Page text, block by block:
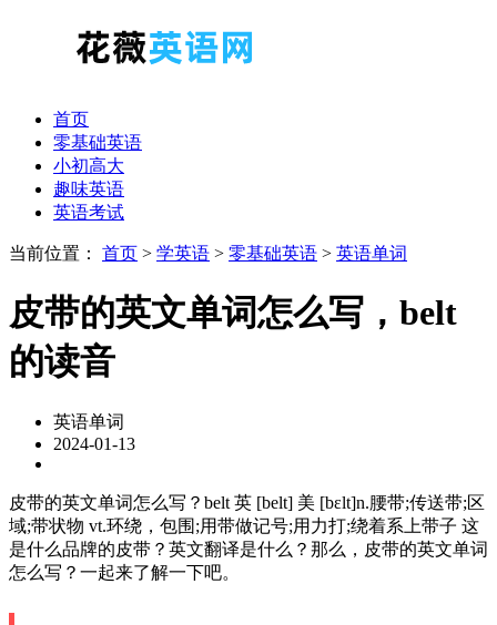
首页
零基础英语
小初高大
趣味英语
英语考试
当前位置： 首页 > 学英语 > 零基础英语 > 英语单词
皮带的英文单词怎么写，belt
的读音
英语单词
2024-01-13
皮带的英文单词怎么写？belt 英 [belt] 美 [bɛlt]n.腰带;传送带;区
域;带状物 vt.环绕，包围;用带做记号;用力打;绕着系上带子 这
是什么品牌的皮带？英文翻译是什么？那么，皮带的英文单词
怎么写？一起来了解一下吧。